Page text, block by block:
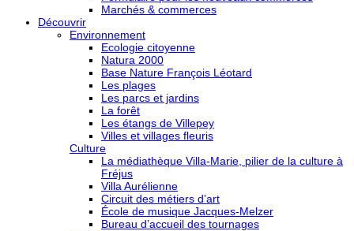
Marchés & commerces
Découvrir
Environnement
Ecologie citoyenne
Natura 2000
Base Nature François Léotard
Les plages
Les parcs et jardins
La forêt
Les étangs de Villepey
Villes et villages fleuris
Culture
La médiathèque Villa-Marie, pilier de la culture à
Fréjus
Villa Aurélienne
Circuit des métiers d’art
École de musique Jacques-Melzer
Bureau d’accueil des tournages